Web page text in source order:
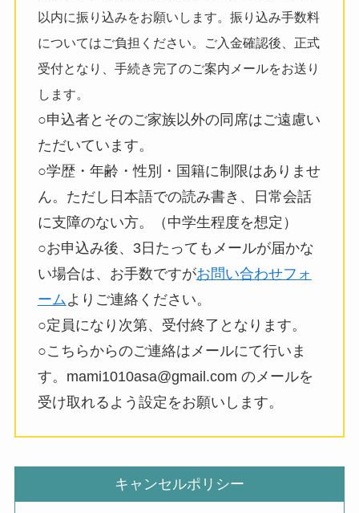
以内に振り込みをお願いします。振り込み手数料
についてはご負担ください。ご入金確認後、正式
受付となり、手続き完了のご案内メールをお送り
します。
○申込者とそのご家族以外の同席はご遠慮い
ただいています。
○学歴・年齢・性別・国籍に制限はありませ
ん。ただし日本語での読み書き、日常会話
に支障のない方。（中学生程度を想定）
○お申込み後、3日たってもメールが届かな
い場合は、お手数ですがお問い合わせフォ
ーム よりご連絡ください。
○定員になり次第、受付終了となります。
○こちらからのご連絡はメールにて行いま
す。mami1010asa@gmail.com のメールを
受け取れるよう設定をお願いします。
キャンセルポリシー